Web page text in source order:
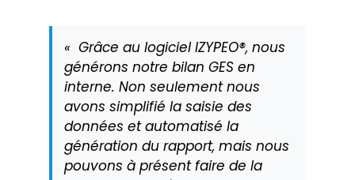
« Grâce au logiciel IZYPEO®, nous
générons notre bilan GES en
interne. Non seulement nous
avons simplifié la saisie des
données et automatisé la
génération du rapport, mais nous
pouvons à présent faire de la